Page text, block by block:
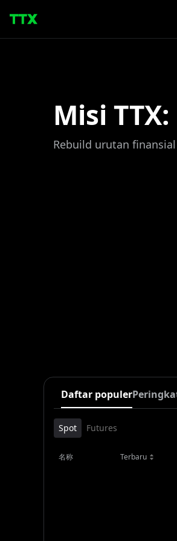
Misi
Rebuild urutan
Daftar populer
Spot Futures
名称 Terbaru